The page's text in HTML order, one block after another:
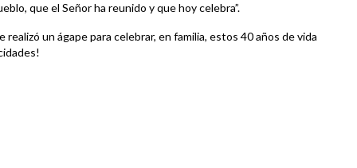
que el Señor ha reunido y que hoy celebra”.
realizó un ágape para celebrar, en familia, estos 40 años de vida